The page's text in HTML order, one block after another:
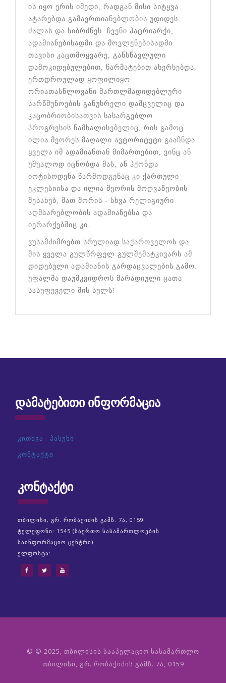
ის იყო ერის იმედი, რადგან მისი სიტყვა
ატარებდა გამაერთიანებლობის უდიდეს
ძალას და სიბრძნეს. ჩვენი პატრიარქი,
ადამიანებისადმი და მოვლენებისადმი
თავისი კაცთმოყვარე, განსწავლული
დამოკიდებულებით, წარმატებით ახერხებდა,
ერთდროულად ყოფილიყო
ორიათასწლოვანი მართლმადიდებლური
სარწმუნოების განუხრელი დამცველიც და
კაცობრიობისათვის სასარგებლო
პროგრესის წამხალისებელიც, რის გამოც
ილია მეორეს მაღალი ავტორიტეტი გააჩნდა
ყველა იმ ადამიანთან მიმართებით, ვინც ან
უშუალოდ იცნობდა მას, ან ჰქონდა
იოტისოდენა წარმოდგენაც კი ქართული
ეკლესიისა და ილია მეორის მოღვაწეობის
შესახებ, მათ შორის - სხვა რელიგიური
აღმსარებლობის ადამიანებსა და
იერარქებშიც კი.
ვუსამძიმრებთ სრულიად საქართველოს და
მის ყველა გულწრფელ გულშემატკივარს ამ
დიდებული ადამიანის გარდაცვალების გამო.
უფალმა დაუმკვიდროს მარადიული ცათა
სასუფეველი მის სულს!
ᲓᲐᲛᲐᲢᲔᲑᲘᲗᲘ ᲘᲜᲤᲝᲠᲛᲐᲪᲘᲐ
კითხვა - პასუხი
კონტაქტი
ᲙᲝᲜᲢᲐᲥᲢᲘ
თბილისი, გრ. რობაქიძის გამზ. 7ა, 0159
ტელეფონი: 1545 (საერთო სასამართლოების
საინფორმაციო ცენტრი)
ელფოსტა: .
© © 2025, თბილისის სააპელაციო სასამართლო
თბილისი, გრ. რობაქიძის გამზ. 7ა, 0159